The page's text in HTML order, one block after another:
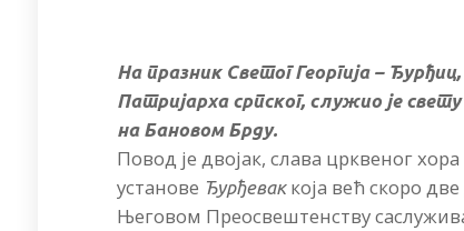
На празник Светог Георгија –
Патријарха српског, служио је
на Бановом Брду.
Повод је двојак, слава црквеног
установе Ђурђевак која већ скоро
Његовом Преосвештенству